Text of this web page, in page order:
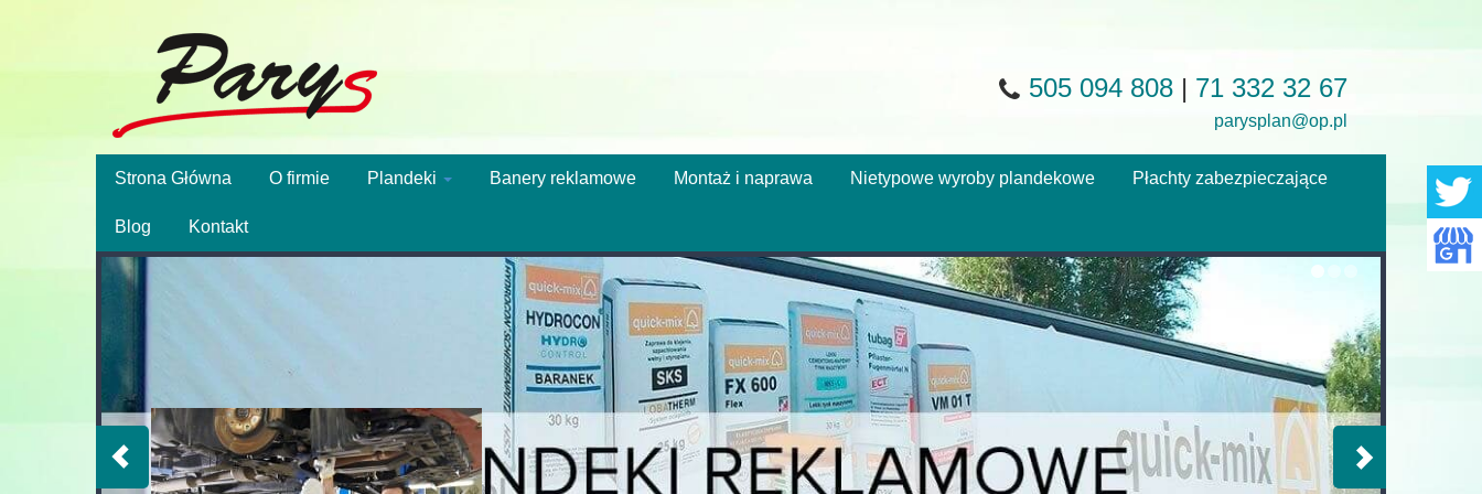
505 094 808 | 71 332 32 67
parysplan@op.pl
Strona Główna O firmie Plandeki Banery reklamowe Montaż i naprawa Nietypowe wyroby plandekowe Płachty zabezpieczające
Blog Kontakt